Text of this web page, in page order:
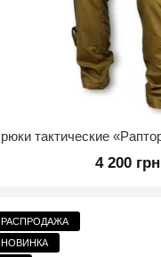
4 200 грн
РАСПРОДАЖА
НОВИНКА